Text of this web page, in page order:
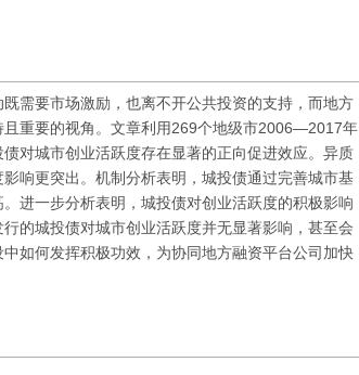
需要市场激励，也离不开公共投资的支持，而地方
重要的视角。文章利用269个地级市2006—2017年
对城市创业活跃度存在显著的正向促进效应。异质
响更突出。机制分析表明，城投债通过完善城市基
进一步分析表明，城投债对创业活跃度的积极影响
的城投债对城市创业活跃度并无显著影响，甚至会
如何发挥积极功效，为协同地方融资平台公司加快